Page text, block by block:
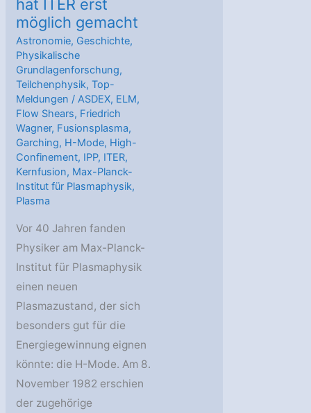
hat ITER erst
möglich gemacht
Astronomie, Geschichte,
Physikalische
Grundlagenforschung,
Teilchenphysik,Top-
Meldungen /ASDEX, ELM,
Flow Shears, Friedrich
Wagner, Fusionsplasma,
Garching, H-Mode, High-
Confinement, IPP, ITER,
Kernfusion, Max-Planck-
Institut für Plasmaphysik,
Plasma
Vor 40 Jahren fanden
Physiker am Max-Planck-
Institut für Plasmaphysik
einen neuen
Plasmazustand, der sich
besonders gut für die
Energiegewinnung eignen
könnte: die H-Mode. Am 8.
November 1982 erschien
der zugehörige